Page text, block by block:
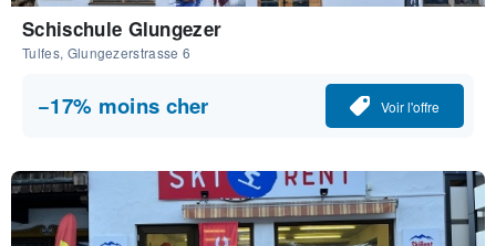
Schischule Glungezer
Tulfes, Glungezerstrasse 6
−17% moins cher Voir l'offre